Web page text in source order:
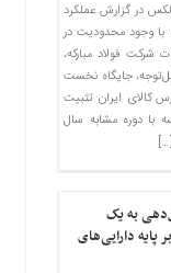
در گزارش عملکرد
وجود محدودیت در
فولاد مبارکه،
جایگاه نخست
کالای ایران تثبیت
با دوره مشابه سال
به یک
پایه دارایی‌های